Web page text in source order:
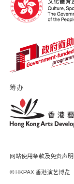
筹办
网站使用条款及免责声明
© HKPAX 香港演艺博览